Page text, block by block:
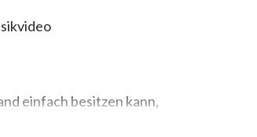
einfach besitzen kann,